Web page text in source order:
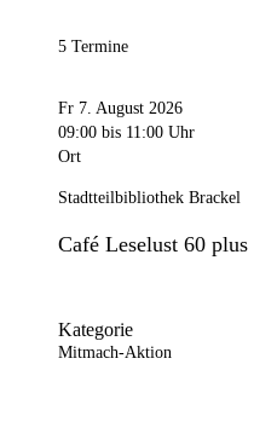
5 Termine
Fr 7. August 2026
09:00 bis 11:00 Uhr
Ort
Stadtteilbibliothek Brackel
Café Leselust 60 plus
Kategorie
Mitmach-Aktion